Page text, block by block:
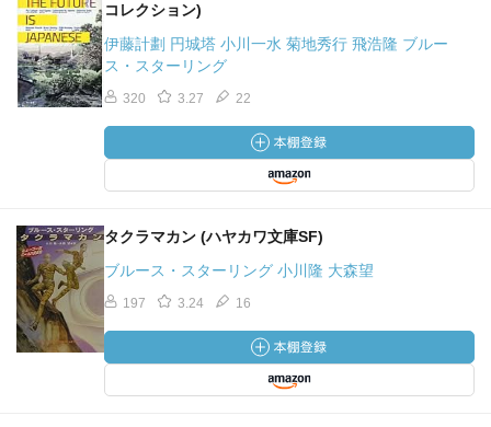
コレクション)
伊藤計劃 円城塔 小川一水 菊地秀行 飛浩隆 ブルー
ス・スターリング
320 3.27 22
タクラマカン (ハヤカワ文庫SF)
ブルース・スターリング 小川隆 大森望
197 3.24 16